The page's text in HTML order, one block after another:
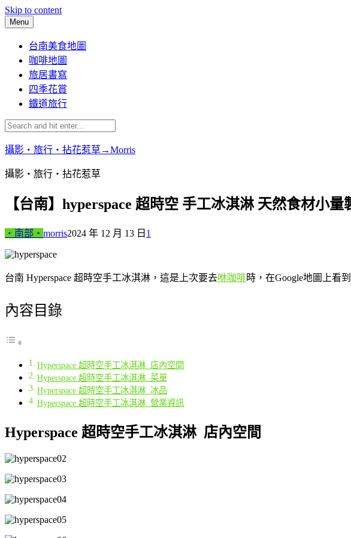
Skip to content
Menu
台南美食地圖
咖啡地圖
旅居書寫
四季花賞
鐵道旅行
攝影‧旅行‧拈花惹草→Morris
攝影‧旅行‧拈花惹草
【台南】hyperspace 超時空 手工冰淇淋 天然食材小量
‧南部‧ morris2024 年 12 月 13 日 1
台南 Hyperspace 超時空手工冰淇淋，這是上次要去咻咖啡時，在Google地圖上看
內容目錄
Hyperspace 超時空手工冰淇淋 店內空間
Hyperspace 超時空手工冰淇淋 菜單
Hyperspace 超時空手工冰淇淋 冰品
Hyperspace 超時空手工冰淇淋 營業資訊
Hyperspace 超時空手工冰淇淋 店內空間